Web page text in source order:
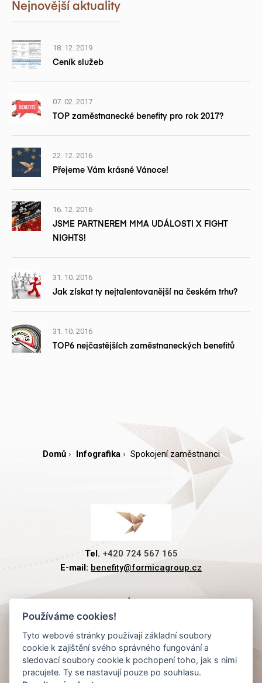
Nejnovější aktuality
18. 12. 2019
Ceník služeb
07. 02. 2017
TOP zaměstnanecké benefity pro rok 2017?
22. 12. 2016
Přejeme Vám krásné Vánoce!
16. 12. 2016
JSME PARTNEREM MMA UDÁLOSTI X FIGHT
NIGHTS!
31. 10. 2016
Jak získat ty nejtalentovanější na českém trhu?
31. 10. 2016
TOP6 nejčastějších zaměstnaneckých benefitů
Domů Infografika Spokojení zaměstnanci
Tel. +420 724 567 165
E-mail: benefity@formicagroup.cz
RYCHLÁ NAVIGACE
Používáme cookies!
Tyto webové stránky používají základní soubory
cookie k zajištění svého správného fungování a
sledovací soubory cookie k pochopení toho, jak s nimi
pracujete. Ty se nastavují pouze po souhlasu.